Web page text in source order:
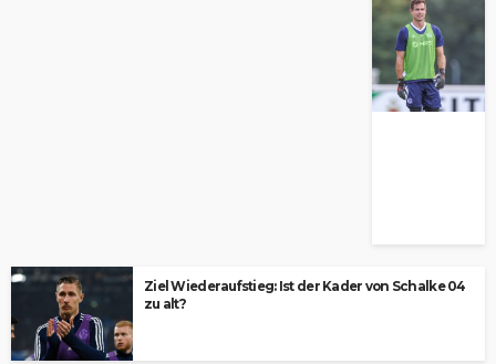
Ziel Wiederaufstieg: Ist der Kader von Schalke 04
zu alt?